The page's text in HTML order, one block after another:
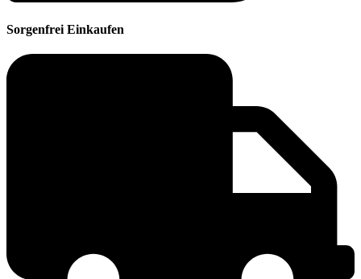
Sorgenfrei Einkaufen